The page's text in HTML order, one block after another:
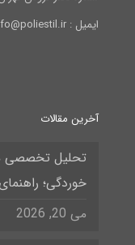
ایمیل : info@poliestil.ir
آخرین مقالات
تحلیل تخصصی
خوردگی؛
می 20, 2026